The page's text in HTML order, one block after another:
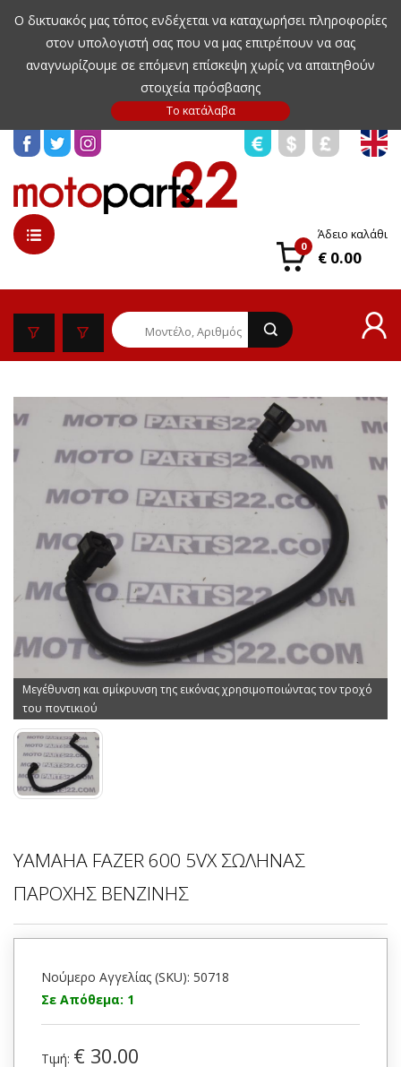
Ο δικτυακός μας τόπος ενδέχεται να καταχωρήσει πληροφορίες
στον υπολογιστή σας που να μας επιτρέπουν να σας
αναγνωρίζουμε σε επόμενη επίσκεψη χωρίς να απαιτηθούν
στοιχεία πρόσβασης
0
Άδειο καλάθι
€ 0.00
Μεγέθυνση και σμίκρυνση της εικόνας χρησιμοποιώντας τον τροχό
του ποντικιού
YAMAHA FAZER 600 5VX ΣΩΛΗΝΑΣ
ΠΑΡΟΧΗΣ ΒΕΝΖΙΝΗΣ
Νούμερο Αγγελίας (SKU): 50718
Σε Απόθεμα: 1
Τιμή: € 30.00